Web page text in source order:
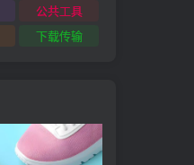
公共工具
下载传输